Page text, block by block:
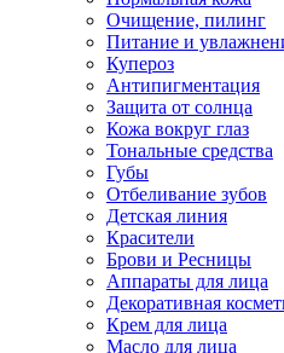
Очищение, пилинг
Питание и
Купероз
Антипигментация
Защита от солнца
Кожа вокруг глаз
Тональные средства
Губы
Отбеливание зубов
Детская линия
Красители
Брови и Ресницы
Аппараты для лица
Декоративная
Крем для лица
Масло для лица